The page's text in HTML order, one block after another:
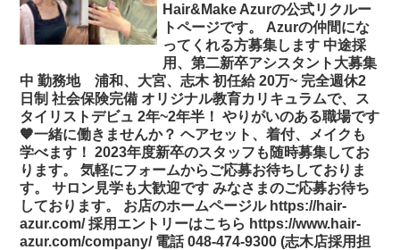
Hair&Make Azurの公式リクルー
トページです。 Azurの仲間にな
ってくれる方募集します︎ 中途採
用、第二新卒アシスタント大募集
中 勤務地 浦和、大宮、志木 初任給 20万~ 完全週休2
日制 社会保険完備 オリジナル教育カリキュラムで、ス
タイリストデビュ 2年~2年半！ やりがいのある職場です
🧡一緒に働きませんか？ ヘアセット、着付、メイクも
学べます！ 2023年度新卒のスタッフも随時募集してお
ります。 気軽にフォームからご応募お待ちしておりま
す。 サロン見学も大歓迎です みなさまのご応募お待ち
しております。 お店のホームページル https://hair-
azur.com/ 採用エントリーはこちら https://www.hair-
azur.com/company/ 電話 048-474-9300 (志木店採用担